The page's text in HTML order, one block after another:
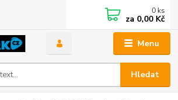
Menu
Hledat
0 ks
za 0,00 Kč